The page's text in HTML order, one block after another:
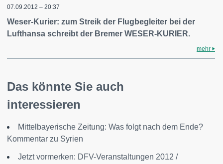
07.09.2012 – 20:37
Weser-Kurier: zum Streik der Flugbegleiter bei der
Lufthansa schreibt der Bremer WESER-KURIER.
mehr
Das könnte Sie auch
interessieren
Mittelbayerische Zeitung: Was folgt nach dem Ende?
Kommentar zu Syrien
Jetzt vormerken: DFV-Veranstaltungen 2012 /